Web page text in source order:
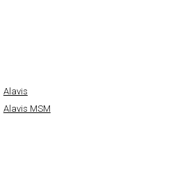
Alavis
Alavis MSM